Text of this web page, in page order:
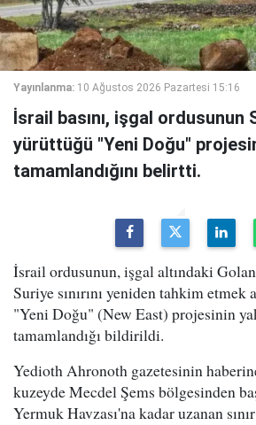
Yayınlanma: 10 Ağustos 2026 Pazartesi 15:16
İsrail basını, işgal ordusunun
yürüttüğü "Yeni Doğu"
tamamlandığını belirtti.
İsrail ordusunun, işgal altındaki
Suriye sınırını yeniden tahkim etmek
"Yeni Doğu" (New East) projesinin
tamamlandığı bildirildi.
Yedioth Ahronoth gazetesinin
kuzeyde Mecdel Şems bölgesinden
Yermuk Havzası'na kadar uzanan